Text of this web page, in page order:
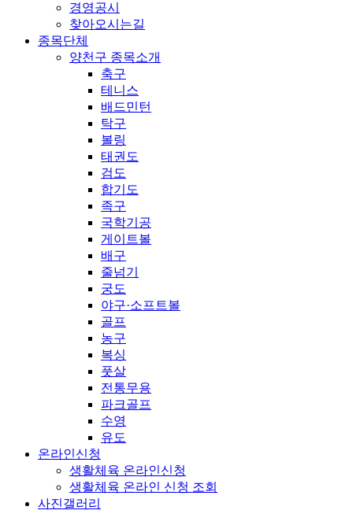
경영공시
찾아오시는길
종목단체
양천구 종목소개
축구
테니스
배드민턴
탁구
볼링
태권도
검도
합기도
족구
국학기공
게이트볼
배구
줄넘기
궁도
야구·소프트볼
골프
농구
복싱
풋살
전통무용
파크골프
수영
유도
온라인신청
생활체육 온라인신청
생활체육 온라인 신청 조회
사진갤러리